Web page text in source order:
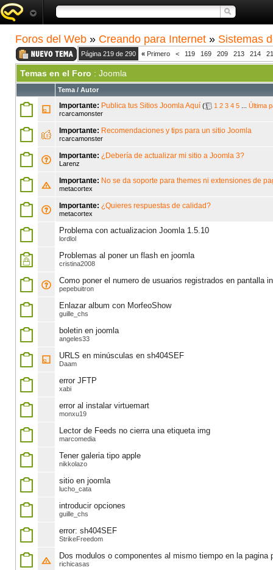
Foros del Web » Creando para Internet » Sistemas
Página 219 de 290 « Primero < 119 169 209 213 214
Temas en el Foro : Joomla
Tema / Autor
Importante: Publica tus Sitios Joomla Aquí ( 1 2 3 4 5
Última
rcarcamonster
Importante: Recomendaciones y tips para un sitio Joomla
rcarcamonster
Importante: ¿Debería de actualizar mi sitio a Joomla 3?
Larenz
Importante: No se da soporte para themes ni extensiones de
metacortex
Importante: ¿Quieres respuestas de calidad?
metacortex
Problema con actualizacion Joomla 1.5.10
lordlol
Problemas al poner un flash en joomla
cristina2008
Como poner el numero de usuarios registrados en pantalla
pepebuitron
Enlazar album con MorfeoShow
guille_chs
boletin en joomla
angeles33
URLS en minúsculas en sh404SEF
Daam
error JFTP
xabi
error al instalar virtuemart
monxu19
Lector de Feeds no cierra una etiqueta img
marcomedia
Tener galeria tipo apple
nikkolazo
sitio en joomla
lucho_cata
introducir opciones
guille_chs
error: sh404SEF
StrikeFreedom
Dos modulos o componentes al mismo tiempo en la pagina
richicasas